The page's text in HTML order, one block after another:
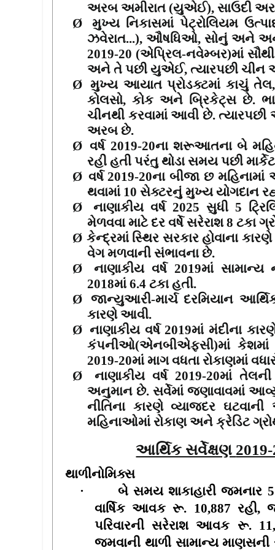
અરબ અમીરાત (યુએઈ), સાઉદી
Ø
મુખ્ય નિકાસમાં પેટ્રોલિયમ
ઝવેરાત...),ઔષધિઓ, સોનું અને
2019-20 (એપ્રિલ-નવેમ્બર)માં
અને તે પછી યુએઈ, ત્યારપછી ચીન
Ø મુખ્ય આયાત પ્રોડક્ટમાં કાચું તેલ
કોલસો, કોક અને બ્રિકેટ્સ છે.
ચીનથી કરવામાં આવી છે. ત્યારપછી
અરબ છે.
Ø વર્ષ 2019-20ના શરૂઆતના બે
રહી હતી પરંતુ થોડા સમય પછી
Ø વર્ષ2019-20ના બીજા છ મહિનામાં
થવામાં 10 સેક્ટરનું મુખ્ય યોગદાન
Ø
નાણાકીય વર્ષ 2025 સુધી 5
મેળવવા માટે દર વર્ષે સરેરાશ 8 ટકા
Ø કેન્દ્રમાં સ્થિર સરકાર હોવાના
વેગ મળવાની સંભાવના છે.
Ø
નાણાકીય વર્ષ 2019માં
2018માં 6.4 ટકા હતી.
Ø
જાન્યુઆરી-માર્ચ દરમિયાન
કારણે આવી.
Ø નાણાકીય વર્ષ 2019માં મંદીના
કંપનીઓ(એનબીએફસી)માં કેશમાં
2019-20માં માગ વધતા રોકાણમાં
Ø
નાણાકીય વર્ષ 2019-20માં
અનુમાન છે. સર્વેમાં જણાવાવમાં
નીતિના કારણે વ્યાજદર
મહિનાઓમાં રોકાણ અને ક્રેડિટ
આર્થિક સર્વેક્ષણ
થાળીનોમિક્સ
·
બે સમય શાકાહારી જમનાર
વાર્ષિક આવક રૂ. 10,887 રહી,
પરિવારની સરેરાશ આવક રૂ.
જમવાની થાળી સામાન્ય